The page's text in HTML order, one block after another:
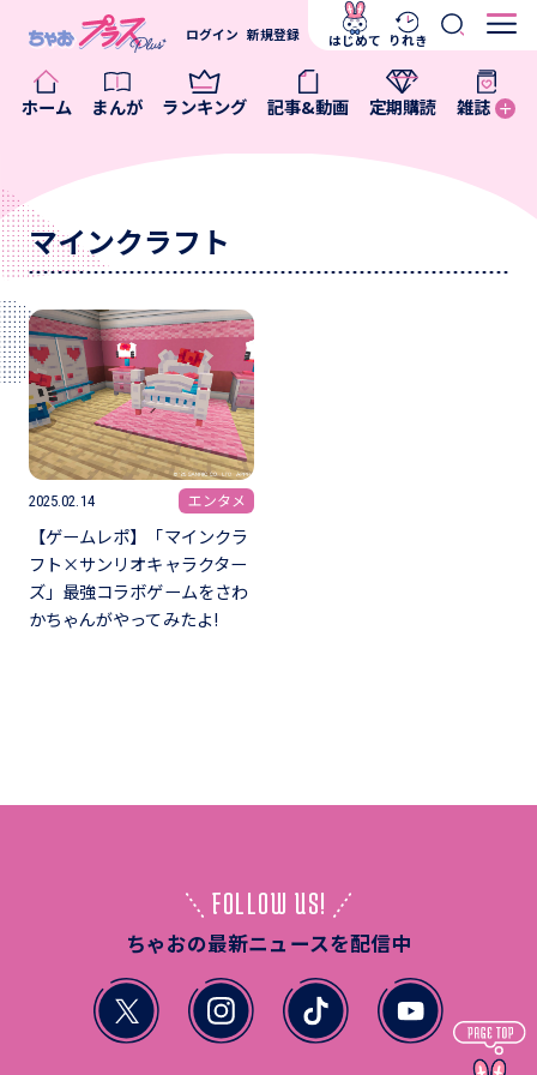
ホーム まんが ランキング 記事&動画 定期購読 雑誌
ログイン 新規登録 はじめて りれき
マインクラフト
2025.02.14 エンタメ
【ゲームレポ】「マインクラ
フト×サンリオキャラクター
ズ」最強コラボゲームをさわ
かちゃんがやってみたよ!
FOLLOW US!
ちゃおの最新ニュースを配信中